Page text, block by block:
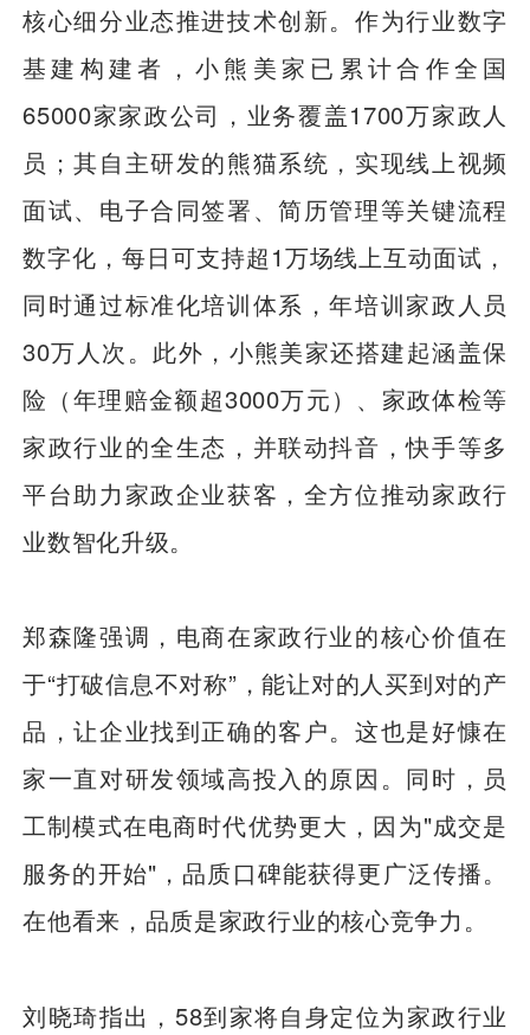
核心细分业态推进技术创新。作为行业数字
基建构建者，小熊美家已累计合作全国
65000家家政公司，业务覆盖1700万家政人
员；其自主研发的熊猫系统，实现线上视频
面试、电子合同签署、简历管理等关键流程
数字化，每日可支持超1万场线上互动面试，
同时通过标准化培训体系，年培训家政人员
30万人次。此外，小熊美家还搭建起涵盖保
险（年理赔金额超3000万元）、家政体检等
家政行业的全生态，并联动抖音，快手等多
平台助力家政企业获客，全方位推动家政行
业数智化升级。
郑森隆强调，电商在家政行业的核心价值在
于“打破信息不对称”，能让对的人买到对的产
品，让企业找到正确的客户。这也是好慷在
家一直对研发领域高投入的原因。同时，员
工制模式在电商时代优势更大，因为"成交是
服务的开始"，品质口碑能获得更广泛传播。
在他看来，品质是家政行业的核心竞争力。
刘晓琦指出，58到家将自身定位为家政行业